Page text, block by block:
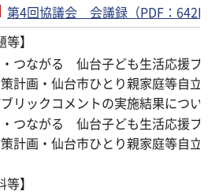
第4回協議会 会議録（PDF：
等】
つながる 仙台子ども生活応援プ
計画・仙台市ひとり親家庭等自
リックコメントの実施結果につい
つながる 仙台子ども生活応援プ
計画・仙台市ひとり親家庭等自
等】